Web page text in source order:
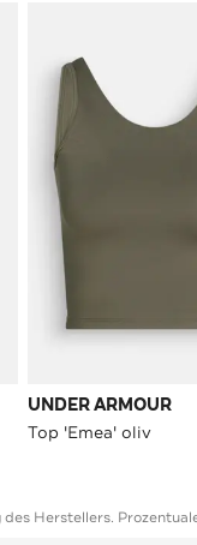
UNDER ARMOUR
Top 'Emea' oliv
Herstellers.